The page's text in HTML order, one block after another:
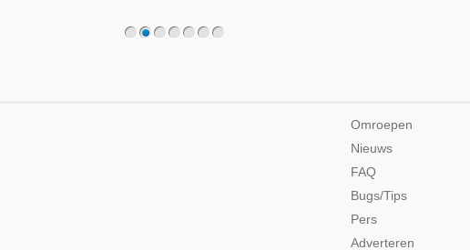
Omroepen
Nieuws
FAQ
Bugs/Tips
Pers
Adverteren